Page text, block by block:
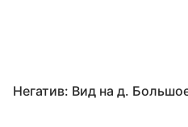
Негатив: Вид на д.